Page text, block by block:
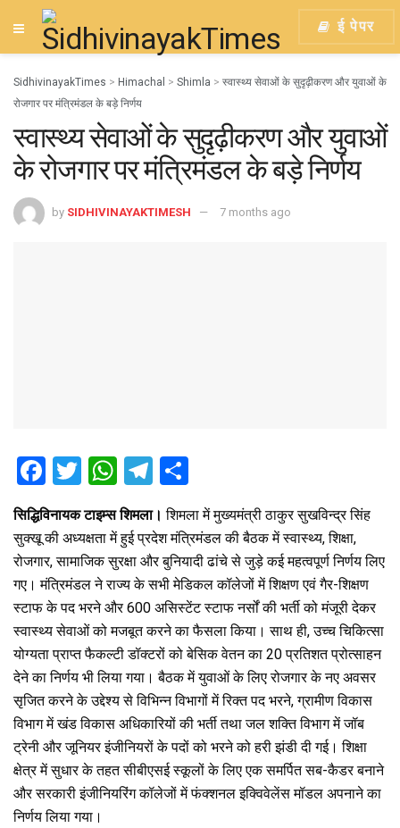
ई पेपर
SidhivinayakTimes > Himachal > Shimla > स्वास्थ्य सेवाओं के सुदृढ़ीकरण और युवाओं के
रोजगार पर मंत्रिमंडल के बड़े निर्णय
स्वास्थ्य सेवाओं के सुदृढ़ीकरण और युवाओं
के रोजगार पर मंत्रिमंडल के बड़े निर्णय
by SIDHIVINAYAKTIMESH 7 months ago
F
a
ce
b
o
o
k
T
tt
er
W
h
at
s
A
p
p
T
el
e
gr
a
m
ar
e
सिद्धिविनायक टाइम्स शिमला।शिमला में मुख्यमंत्री ठाकुर सुखविन्द्र सिंह
सुक्खू की अध्यक्षता में हुई प्रदेश मंत्रिमंडल की बैठक में स्वास्थ्य, शिक्षा,
रोजगार, सामाजिक सुरक्षा और बुनियादी ढांचे से जुड़े कई महत्वपूर्ण निर्णय लिए
गए। मंत्रिमंडल ने राज्य के सभी मेडिकल कॉलेजों में शिक्षण एवं गैर-शिक्षण
स्टाफ के पद भरने और 600 असिस्टेंट स्टाफ नर्सों की भर्ती को मंजूरी देकर
स्वास्थ्य सेवाओं को मजबूत करने का फैसला किया। साथ ही, उच्च चिकित्सा
योग्यता प्राप्त फैकल्टी डॉक्टरों को बेसिक वेतन का 20 प्रतिशत प्रोत्साहन
देने का निर्णय भी लिया गया। बैठक में युवाओं के लिए रोजगार के नए अवसर
सृजित करने के उद्देश्य से विभिन्न विभागों में रिक्त पद भरने, ग्रामीण विकास
विभाग में खंड विकास अधिकारियों की भर्ती तथा जल शक्ति विभाग में जॉब
ट्रेनी और जूनियर इंजीनियरों के पदों को भरने को हरी झंडी दी गई। शिक्षा
क्षेत्र में सुधार के तहत सीबीएसई स्कूलों के लिए एक समर्पित सब-कैडर बनाने
और सरकारी इंजीनियरिंग कॉलेजों में फंक्शनल इक्विवेलेंस मॉडल अपनाने का
निर्णय लिया गया।